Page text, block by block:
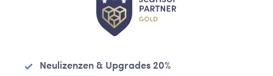
Neulizenzen & Upgrades 20%